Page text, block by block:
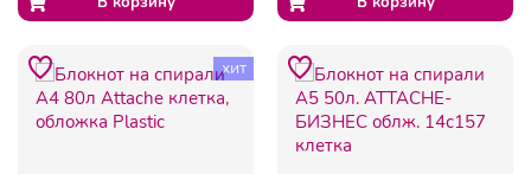
хит